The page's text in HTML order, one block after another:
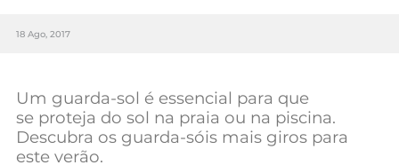
Tecnologia
Negócios
18 Ago, 2017
Um guarda-sol é essencial para que
se proteja do sol na praia ou na piscina.
Descubra os guarda-sóis mais giros para
este verão.